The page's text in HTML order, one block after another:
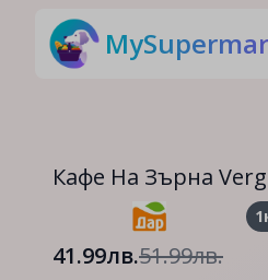
Кафе На Зърна
41.99лв.51.99лв.